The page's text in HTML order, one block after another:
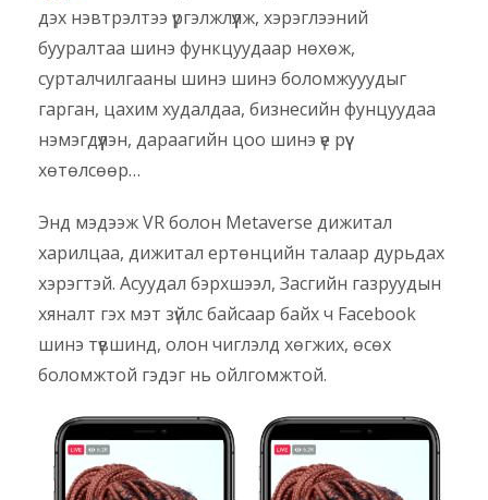
дэх нэвтрэлтээ үргэлжлүүлж, хэрэглээний
бууралтаа шинэ функцуудаар нөхөж,
сурталчилгааны шинэ шинэ боломжууудыг
гарган, цахим худалдаа, бизнесийн фунцуудаа
нэмэгдүүлэн, дараагийн цоо шинэ үе рүү
хөтөлсөөр…
Энд мэдээж VR болон Metaverse дижитал
харилцаа, дижитал ертөнцийн талаар дурьдах
хэрэгтэй. Асуудал бэрхшээл, Засгийн газруудын
хяналт гэх мэт зүйлс байсаар байх ч Facebook
шинэ түвшинд, олон чиглэлд хөгжих, өсөх
боломжтой гэдэг нь ойлгомжтой.